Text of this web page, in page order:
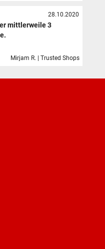
28.10.2020
mittlerweile 3
Mirjam R. | Trusted Shops